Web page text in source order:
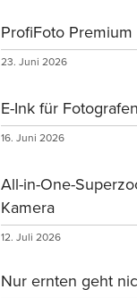
ProfiFoto Premium
23. Juni 2026
E-Ink für Fotografen
16. Juni 2026
All-in-One-
Kamera
12. Juli 2026
Nur ernten geht